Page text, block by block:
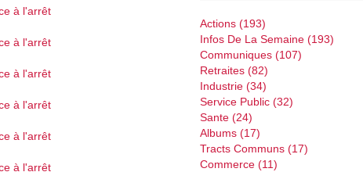
Actions (193)
Infos De La Semaine (193)
Communiques (107)
Retraites (82)
Industrie (34)
Service Public (32)
Sante (24)
Albums (17)
Tracts Communs (17)
Commerce (11)